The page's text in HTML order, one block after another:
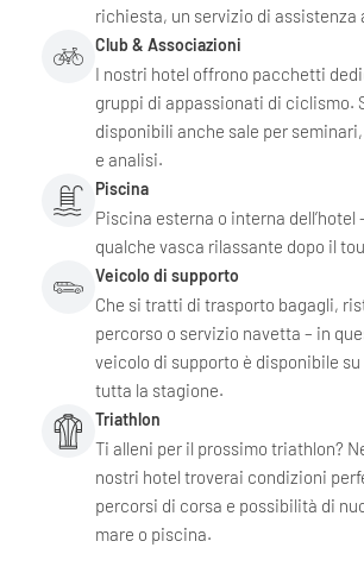
richiesta, un servizio di assistenza
Club & Associazioni
I nostri hotel offrono pacchetti
gruppi di appassionati di ciclismo.
disponibili anche sale per
e analisi.
Piscina
Piscina esterna o interna dell’hotel
qualche vasca rilassante dopo il
Veicolo di supporto
Che si tratti di trasporto bagagli,
percorso o servizio navetta – in
veicolo di supporto è disponibile
tutta la stagione.
Triathlon
Ti alleni per il prossimo triathlon?
nostri hotel troverai condizioni
percorsi di corsa e possibilità di
mare o piscina.